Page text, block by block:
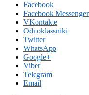
Facebook
Facebook Messenger
VKontakte
Odnoklassniki
Twitter
WhatsApp
Google+
Viber
Telegram
Email